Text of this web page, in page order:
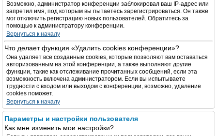
Возможно, администратор конференции заблокировал ваш IP-адрес или
запретил имя, под которым вы пытаетесь зарегистрироваться. Он также
мог отключить регистрацию новых пользователей. Обратитесь за
помощью к администратору конференции.
Вернуться к началу
Что делает функция «Удалить cookies конференции»?
Она удаляет все созданные cookies, которые позволяют вам оставаться
авторизованным на этой конференции, а также выполняют другие
функции, такие как отслеживание прочитанных сообщений, если эта
возможность включена администратором. Если вы испытываете
трудности с входом или выходом с конференции, возможно, удаление
cookies поможет.
Вернуться к началу
Параметры и настройки пользователя
Как мне изменить мои настройки?